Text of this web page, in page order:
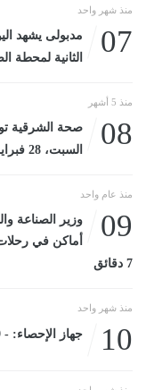
منذ شهر واحد
07
مدبولى يشهد
الثانية لمحطة
منذ 5 أشهر
08
السبت، 28 فبراير 2026 09:18 مـ
منذ عام واحد
09
وزير الصناعة
7 دقائق
منذ شهر واحد
10 جهاز الإحصاء: - 0.9% معدل التضخم الشهرى لشهر يونيو 2026